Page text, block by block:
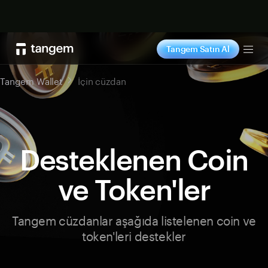
Tangem Satın Al
Tangem Wallet İçin cüzdan
Desteklenen Coin
ve Token'ler
Tangem cüzdanlar aşağıda listelenen coin ve
token'leri destekler